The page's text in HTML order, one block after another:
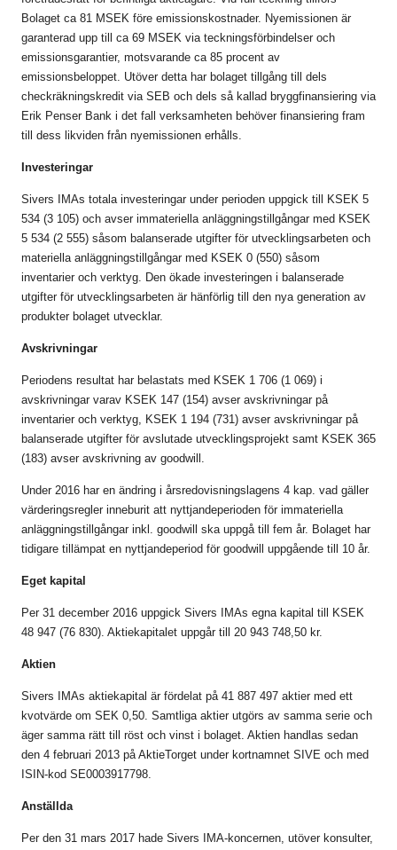
Bolaget ca 81 MSEK före emissionskostnader. Nyemissionen är
garanterad upp till ca 69 MSEK via teckningsförbindelser och
emissionsgarantier, motsvarande ca 85 procent av
emissionsbeloppet. Utöver detta har bolaget tillgång till dels
checkräkningskredit via SEB och dels så kallad bryggfinansiering via
Erik Penser Bank i det fall verksamheten behöver finansiering fram
till dess likviden från nyemissionen erhålls.
Investeringar
Sivers IMAs totala investeringar under perioden uppgick till KSEK 5
534 (3 105) och avser immateriella anläggningstillgångar med KSEK
5 534 (2 555) såsom balanserade utgifter för utvecklingsarbeten och
materiella anläggningstillgångar med KSEK 0 (550) såsom
inventarier och verktyg. Den ökade investeringen i balanserade
utgifter för utvecklingsarbeten är hänförlig till den nya generation av
produkter bolaget utvecklar.
Avskrivningar
Periodens resultat har belastats med KSEK 1 706 (1 069) i
avskrivningar varav KSEK 147 (154) avser avskrivningar på
inventarier och verktyg, KSEK 1 194 (731) avser avskrivningar på
balanserade utgifter för avslutade utvecklingsprojekt samt KSEK 365
(183) avser avskrivning av goodwill.
Under 2016 har en ändring i årsredovisningslagens 4 kap. vad gäller
värderingsregler inneburit att nyttjandeperioden för immateriella
anläggningstillgångar inkl. goodwill ska uppgå till fem år. Bolaget har
tidigare tillämpat en nyttjandeperiod för goodwill uppgående till 10 år.
Eget kapital
Per 31 december 2016 uppgick Sivers IMAs egna kapital till KSEK
48 947 (76 830). Aktiekapitalet uppgår till 20 943 748,50 kr.
Aktien
Sivers IMAs aktiekapital är fördelat på 41 887 497 aktier med ett
kvotvärde om SEK 0,50. Samtliga aktier utgörs av samma serie och
äger samma rätt till röst och vinst i bolaget. Aktien handlas sedan
den 4 februari 2013 på AktieTorget under kortnamnet SIVE och med
ISIN-kod SE0003917798.
Anställda
Per den 31 mars 2017 hade Sivers IMA-koncernen, utöver konsulter,